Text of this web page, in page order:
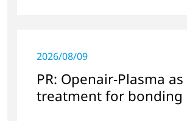
2026/08/09
PR: Openair-Plasma
treatment for bonding